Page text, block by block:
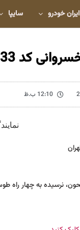
ایران خودرو سایپا
کد 1733 تهران
12:10 ب.ظ
نرسیده به چهار راه